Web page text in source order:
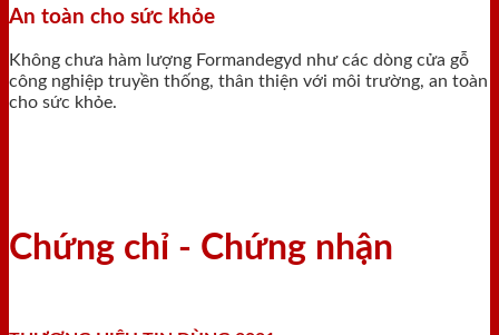
An toàn cho sức khỏe
Không chưa hàm lượng Formandegyd như các dòng cửa gỗ
công nghiệp truyền thống, thân thiện với môi trường, an toàn
cho sức khỏe.
Chứng chỉ - Chứng nhận